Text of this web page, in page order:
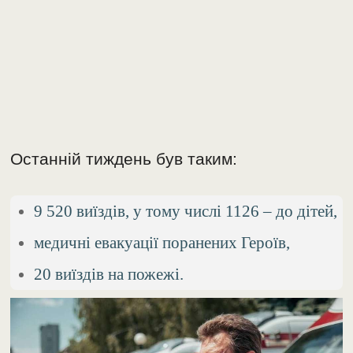
Останній тиждень був таким:
9 520 виїздів, у тому числі 1126 – до дітей,
медичні евакуації поранених Героїв,
20 виїздів на пожежі.